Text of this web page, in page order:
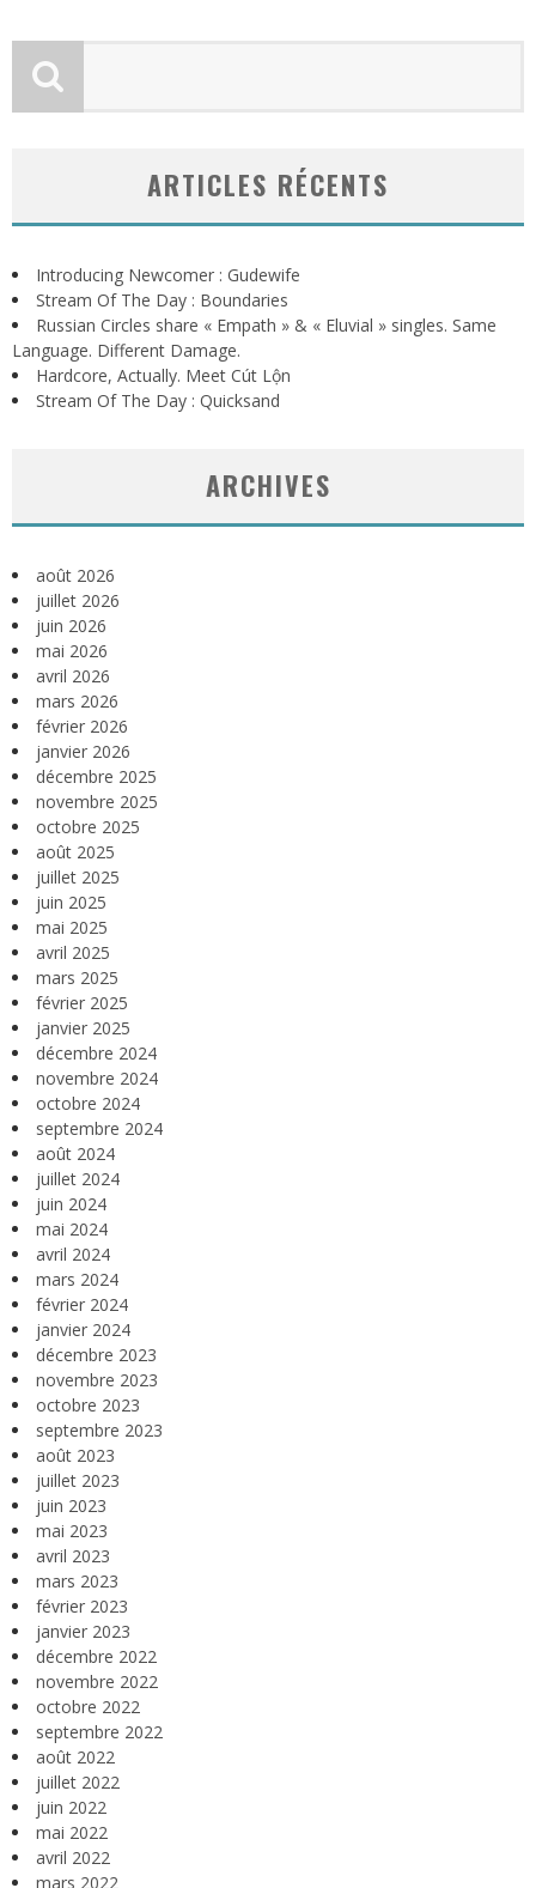
ARTICLES RÉCENTS
Introducing Newcomer : Gudewife
Stream Of The Day : Boundaries
Russian Circles share « Empath » & « Eluvial » singles. Same
Language. Different Damage.
Hardcore, Actually. Meet Cút Lộn
Stream Of The Day : Quicksand
ARCHIVES
août 2026
juillet 2026
juin 2026
mai 2026
avril 2026
mars 2026
février 2026
janvier 2026
décembre 2025
novembre 2025
octobre 2025
août 2025
juillet 2025
juin 2025
mai 2025
avril 2025
mars 2025
février 2025
janvier 2025
décembre 2024
novembre 2024
octobre 2024
septembre 2024
août 2024
juillet 2024
juin 2024
mai 2024
avril 2024
mars 2024
février 2024
janvier 2024
décembre 2023
novembre 2023
octobre 2023
septembre 2023
août 2023
juillet 2023
juin 2023
mai 2023
avril 2023
mars 2023
février 2023
janvier 2023
décembre 2022
novembre 2022
octobre 2022
septembre 2022
août 2022
juillet 2022
juin 2022
mai 2022
avril 2022
mars 2022